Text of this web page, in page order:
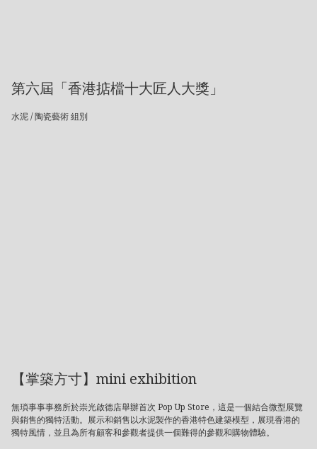
第六屆「香港掂檔十大匠人大獎」
水泥 / 陶瓷藝術 組別
【掌築方寸】mini exhibition
無瑣事事事務所於崇光啟德店舉辦首次 Pop Up Store，這是一個結合微型展覽
與銷售的獨特活動。展示和銷售以水泥製作的香港特色建築模型，展現香港的
獨特風情，並且為所有顧客和參觀者提供一個難得的參觀和購物體驗。